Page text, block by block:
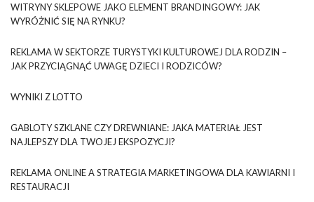
WITRYNY SKLEPOWE JAKO ELEMENT BRANDINGOWY: JAK
WYRÓŻNIĆ SIĘ NA RYNKU?
REKLAMA W SEKTORZE TURYSTYKI KULTUROWEJ DLA RODZIN –
JAK PRZYCIĄGNĄĆ UWAGĘ DZIECI I RODZICÓW?
WYNIKI Z LOTTO
GABLOTY SZKLANE CZY DREWNIANE: JAKA MATERIAŁ JEST
NAJLEPSZY DLA TWOJEJ EKSPOZYCJI?
REKLAMA ONLINE A STRATEGIA MARKETINGOWA DLA KAWIARNI I
RESTAURACJI